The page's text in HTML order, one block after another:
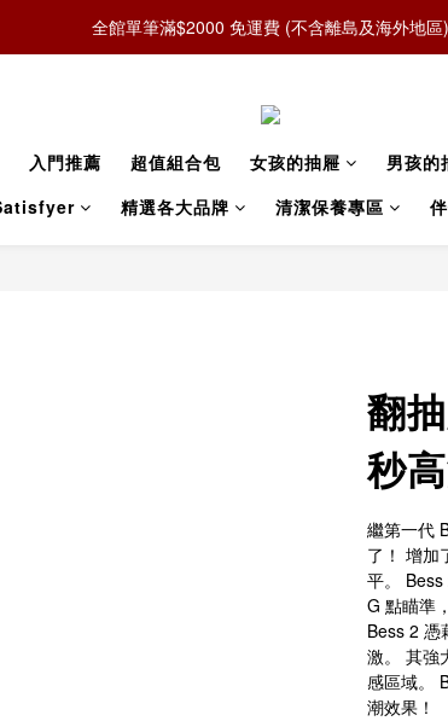
全館單筆滿$2000 免運費 (不含離島及海外地區)
入門推薦 超值組合包 女孩的抽屜 男孩的
精選各大品牌 清潔保養專區
翻
秒
繼第一代
了！ 增加
平。
G 點瞄準
Bess 2 憑
激。 其強
感區域。
潮效果！